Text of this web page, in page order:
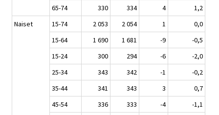
65-74
330 334 4
1,2
Naiset
15-74 2 053 2 054 1
0,0
15-64
1 690 1 681 -9
-0,5
15-24
300 294 -6
-2,0
25-34
343 342 -1
-0,2
35-44
341 343 3
0,7
45-54
336 333 -4
-1,1